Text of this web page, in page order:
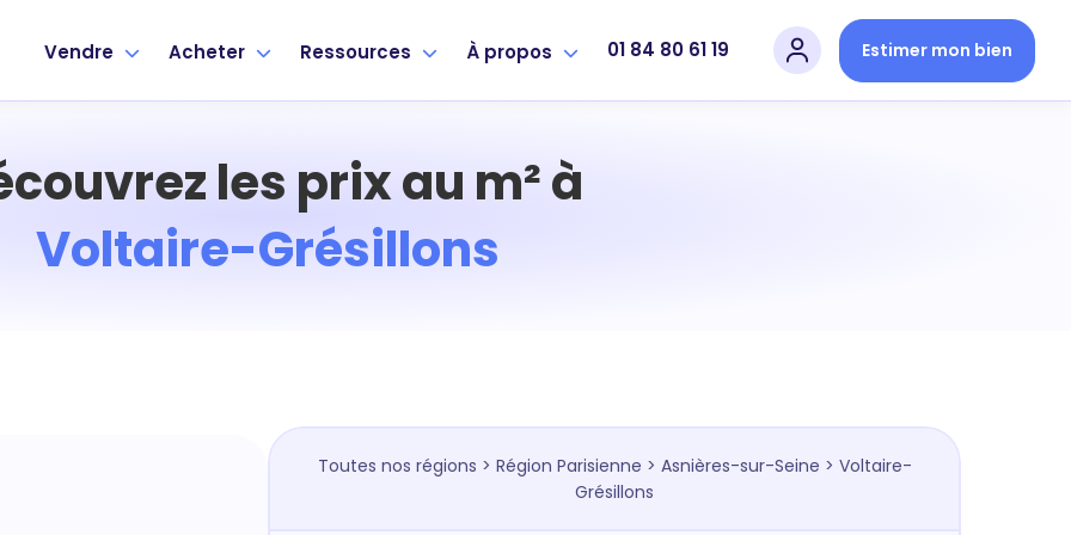
Vendre Acheter Ressources À propos 01 84 80 61 19 Estimer mon bien
les prix au m² à
Voltaire-Grésillons
Toutes nos régions > Région Parisienne > Asnières-sur-Seine > Voltaire-
Grésillons